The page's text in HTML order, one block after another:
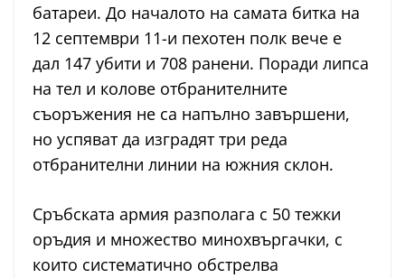
батареи. До началото на самата битка на
12 септември 11-и пехотен полк вече е
дал 147 убити и 708 ранени. Поради липса
на тел и колове отбранителните
съоръжения не са напълно завършени,
но успяват да изградят три реда
отбранителни линии на южния склон.
Сръбската армия разполага с 50 тежки
оръдия и множество минохвъргачки, с
които систематично обстрелва